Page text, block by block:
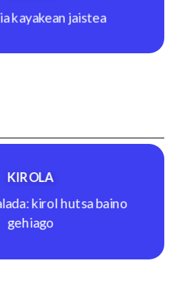
kayakean jaistea
KIROLA
kirol hutsa baino
gehiago